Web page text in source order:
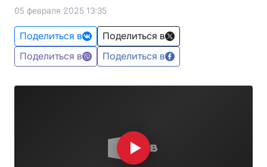
05 февраля 2025 13:35
Поделиться в
Поделиться в
Поделиться в
Поделиться в